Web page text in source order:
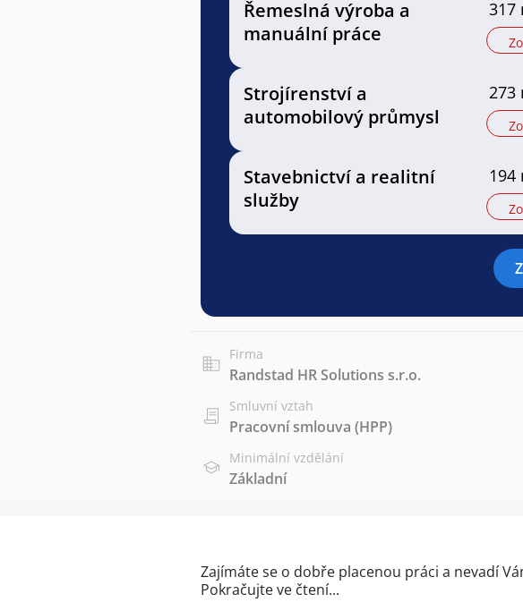
Řemeslná výroba a
manuální práce
317
Strojírenství a
automobilový průmysl
273
Stavebnictví a realitní
služby
194
Firma
Randstad HR Solutions s.r.o.
Smluvní vztah
Pracovní smlouva (HPP)
Minimální vzdělání
Základní
Zajímáte se o dobře placenou práci a nevadí
Pokračujte ve čtení...